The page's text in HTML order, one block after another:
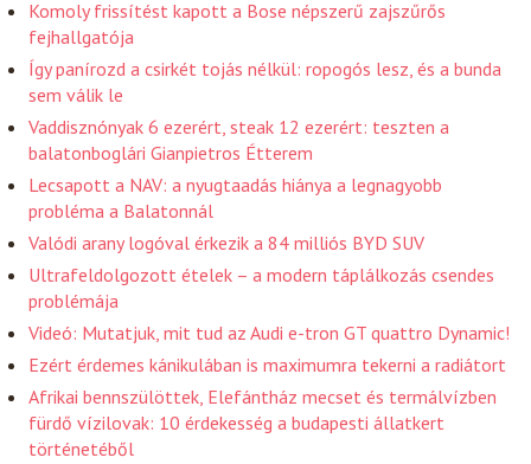
Komoly frissítést kapott a Bose népszerű zajszűrős
fejhallgatója
Így panírozd a csirkét tojás nélkül: ropogós lesz, és a bunda
sem válik le
Vaddisznónyak 6 ezerért, steak 12 ezerért: teszten a
balatonboglári Gianpietros Étterem
Lecsapott a NAV: a nyugtaadás hiánya a legnagyobb
probléma a Balatonnál
Valódi arany logóval érkezik a 84 milliós BYD SUV
Ultrafeldolgozott ételek – a modern táplálkozás csendes
problémája
Videó: Mutatjuk, mit tud az Audi e-tron GT quattro Dynamic!
Ezért érdemes kánikulában is maximumra tekerni a radiátort
Afrikai bennszülöttek, Elefántház mecset és termálvízben
fürdő vízilovak: 10 érdekesség a budapesti állatkert
történetéből